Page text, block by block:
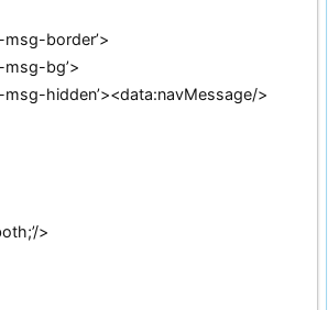
msg-border’>
msg-bg’>
msg-hidden’><data:navMessage/>
>